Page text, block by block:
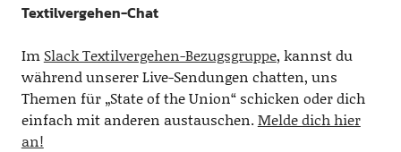
Textilvergehen-Chat
Im Slack Textilvergehen-Bezugsgruppe, kannst du
während unserer Live-Sendungen chatten, uns
Themen für „State of the Union“ schicken oder dich
einfach mit anderen austauschen.Melde dich hier
an!